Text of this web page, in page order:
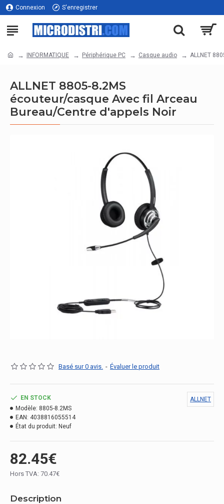
Connexion S'enregistrer
INFORMATIQUE Périphérique PC Casque audio ALLNET
ALLNET 8805-8.2MS
écouteur/casque Avec fil Arceau
Bureau/Centre d'appels Noir
Basé sur 0 avis. - Évaluer le produit
82.45€
Hors TVA: 70.47€
EN STOCK
Modèle: 8805-8.2MS
EAN: 4038816055514
État du produit: Neuf
ALLNET
Description